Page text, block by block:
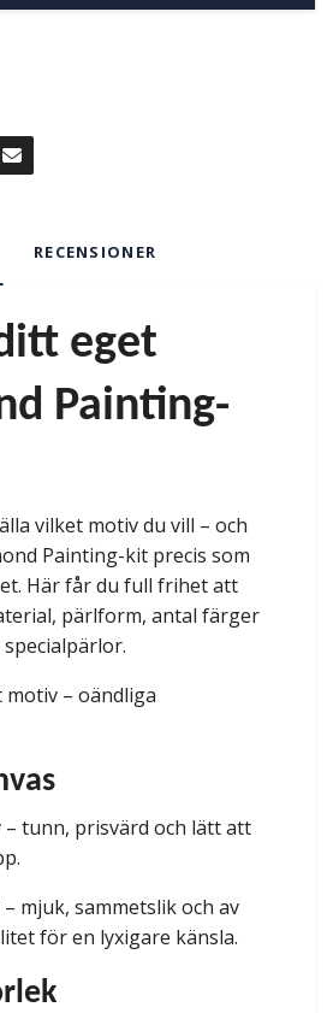
RECENSIONER
eget
Painting-
vilket motiv du vill – och
Painting-kit precis som
Här får du full frihet att
pärlform, antal färger
– oändliga
– tunn, prisvärd och lätt att
– mjuk, sammetslik och av
för en lyxigare känsla.